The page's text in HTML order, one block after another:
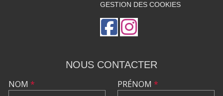
GESTION DES COOKIES
NOUS CONTACTER
NOM * PRÉNOM *